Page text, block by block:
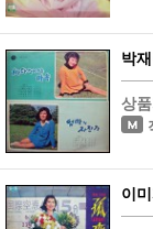
박
상
이